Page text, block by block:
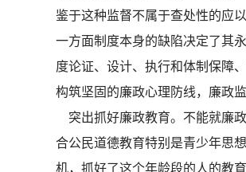
鉴于这种监督不属于查处性的应
一方面制度本身的缺陷决定了其
度论证、设计、执行和体制保障
构筑坚固的廉政心理防线，廉政
突出抓好廉政教育。不能就廉
合公民道德教育特别是青少年思
机，抓好了这个年龄段的人的教